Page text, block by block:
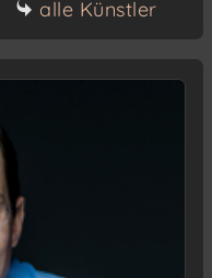
alle Künstler